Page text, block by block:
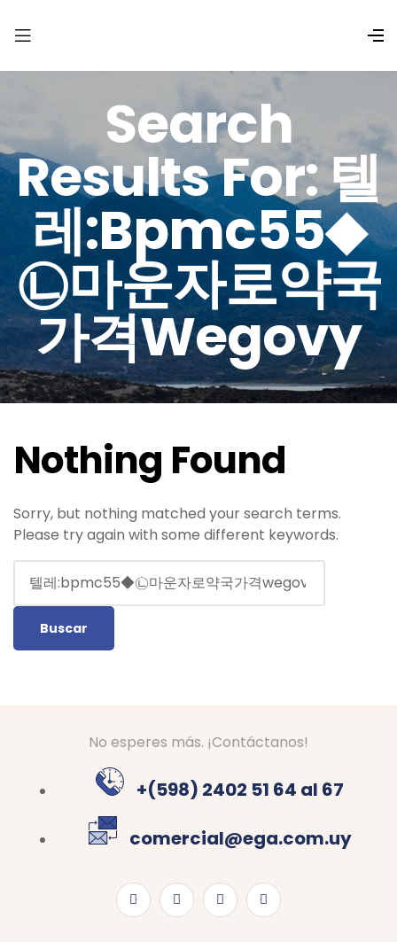
Search
Results For: 텔
레:bpmc55◆
㉡마운자로약국
가격wegovy
Nothing Found
Sorry, but nothing matched your search terms.
Please try again with some different keywords.
No esperes más. ¡Contáctanos!
+(598) 2402 51 64 al 67
comercial@ega.com.uy